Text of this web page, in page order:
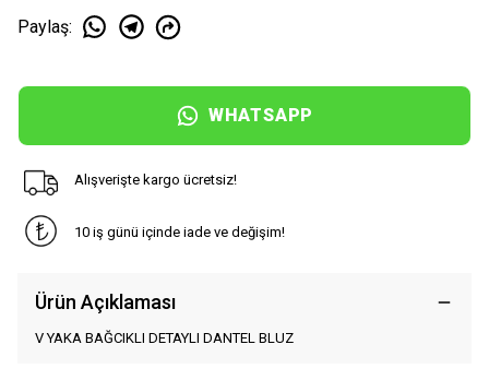
Paylaş:
WHATSAPP
Alışverişte kargo ücretsiz!
10 iş günü içinde iade ve değişim!
Ürün Açıklaması
V YAKA BAĞCIKLI DETAYLI DANTEL BLUZ